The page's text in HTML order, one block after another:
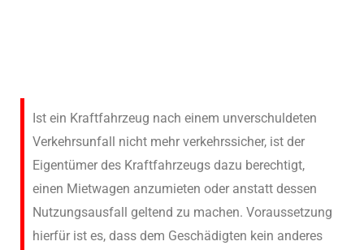
Ist ein Kraftfahrzeug nach einem unverschuldeten
Verkehrsunfall nicht mehr verkehrssicher, ist der
Eigentümer des Kraftfahrzeugs dazu berechtigt,
einen Mietwagen anzumieten oder anstatt dessen
Nutzungsausfall geltend zu machen. Voraussetzung
hierfür ist es, dass dem Geschädigten kein anderes